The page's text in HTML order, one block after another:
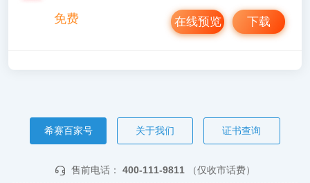
免费
下载
在线预览
希赛百家号 关于我们 证书查询
售前电话： 400-111-9811 （仅收市话费）